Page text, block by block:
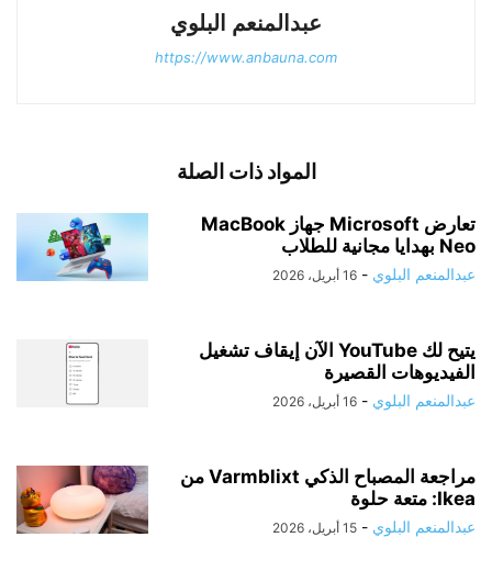
عبدالمنعم البلوي
https://www.anbauna.com
المواد ذات الصلة
تعارض Microsoft جهاز MacBook
Neo بهدايا مجانية للطلاب
عبدالمنعم البلوي - 16 أبريل، 2026
يتيح لك YouTube الآن إيقاف تشغيل
الفيديوهات القصيرة
عبدالمنعم البلوي - 16 أبريل، 2026
مراجعة المصباح الذكي Varmblixt من
Ikea: متعة حلوة
عبدالمنعم البلوي - 15 أبريل، 2026